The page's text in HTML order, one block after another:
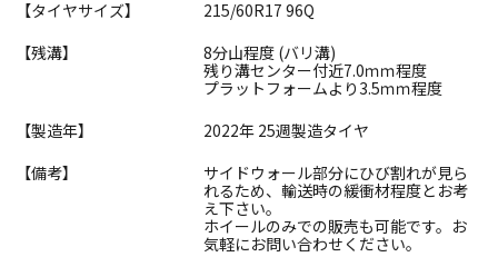
【タイヤサイズ】
215/60R17 96Q
【残溝】
8分山程度 (バリ溝)
残り溝センター付近7.0ｍｍ程度
プラットフォームより3.5ｍｍ程度
【製造年】
2022年 25週製造タイヤ
【備考】
サイドウォール部分にひび割れが見ら
れるため、輸送時の緩衝材程度とお考
え下さい。
ホイールのみでの販売も可能です。お
気軽にお問い合わせください。